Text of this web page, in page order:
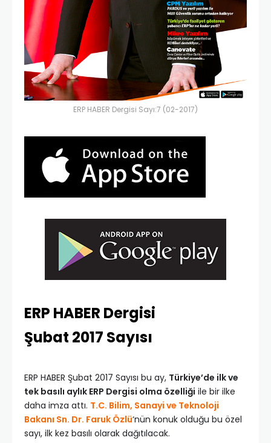
ERP HABER Dergisi Sayı:7 (02-2017)
ERP HABER Dergisi
Şubat 2017 Sayısı
ERP HABER Şubat 2017 Sayısı bu ay, Türkiye’de ilk ve
tek basılı aylık ERP Dergisi olma özelliği ile bir ilke
daha imza attı. T.C. Bilim, Sanayi ve Teknoloji
Bakanı Sn. Dr. Faruk Özlü‘nün konuk olduğu bu özel
sayı, ilk kez basılı olarak dağıtılacak.